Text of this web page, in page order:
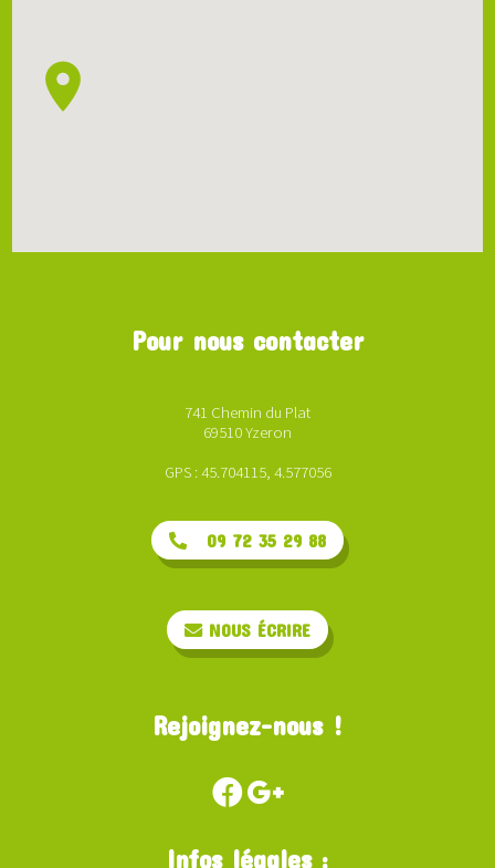
Pour nous contacter
741 Chemin du Plat
69510 Yzeron
GPS : 45.704115, 4.577056
09 72 35 29 88
NOUS ÉCRIRE
Rejoignez-nous !
Infos légales :